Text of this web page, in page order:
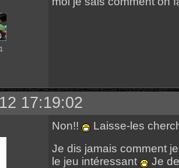
17:19:02
Non!!
Laisse-les
Je dis jamais comment
le jeu intéressant
Je